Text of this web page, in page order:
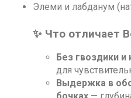
Элеми и лабданум
✨ Что отличает
Без гвоздики и
для
Выдержка в